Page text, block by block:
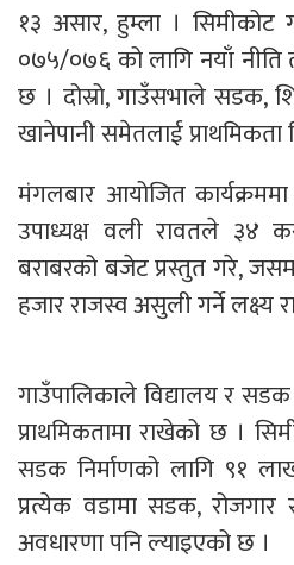
१३ असार, हुम्ला । सिमीकोट
०७५/०७६ को लागि नयाँ नीति
छ । दोस्रो, गाउँसभाले सडक,
खानेपानी समेतलाई प्राथमिकता
मंगलबार आयोजित
उपाध्यक्ष वली रावतले ३४
बराबरको बजेट प्रस्तुत गरे,
हजार राजस्व असुली गर्ने लक्ष्य
गाउँपालिकाले विद्यालय र सडक
प्राथमिकतामा राखेको छ ।
सडक निर्माणको लागि ९१
प्रत्येक वडामा सडक,
अवधारणा पनि ल्याइएको छ ।